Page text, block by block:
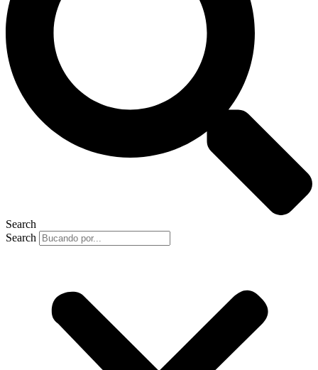
Search
Search